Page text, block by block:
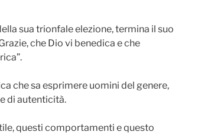
sua trionfale elezione, termina il suo
che Dio vi benedica e che
che sa esprimere uomini del genere,
di autenticità.
questi comportamenti e questo